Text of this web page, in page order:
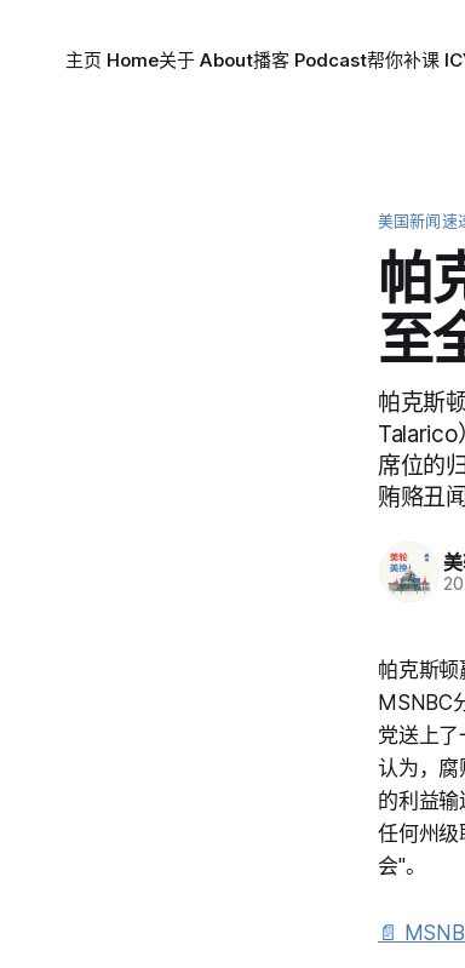
主页 Home关于 About播客 Podcast帮你补课
美国新闻速
帕
至
帕克斯
Talarico
席位的
贿赂丑
帕克斯顿
MSNBC
党送上
认为，
的利益
任何州级
会"。
📄